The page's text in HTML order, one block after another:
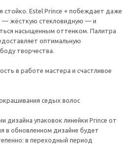
стойко. Estel Prince + побеждает даже
— жёсткую стекловидную — и
насыщенным оттенком. Палитра
оптимальную
творчества.
в работе мастера и счастливое
седых волос
дизайна упаковок линейки Prince от
в обновленном дизайне будет
в переходный период